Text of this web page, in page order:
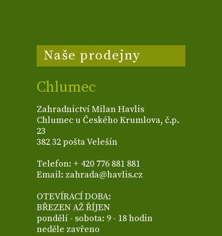
Naše prodejny
Chlumec
Zahradnictví Milan Havlis
Chlumec u Českého Krumlova, č.p.
23
382 32 pošta Velešín
Telefon: + 420 776 881 881
Email: zahrada@havlis.cz
OTEVÍRACÍ DOBA:
BŘEZEN AŽ ŘÍJEN
pondělí - sobota: 9 - 18 hodin
neděle zavřeno